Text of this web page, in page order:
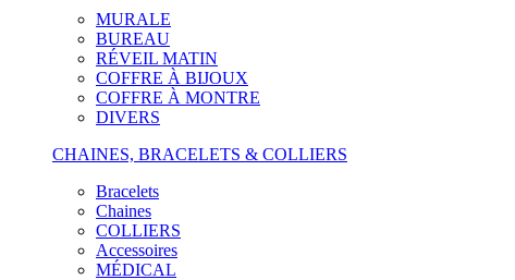
MURALE
BUREAU
RÉVEIL MATIN
COFFRE À BIJOUX
COFFRE À MONTRE
DIVERS
CHAINES, BRACELETS & COLLIERS
Bracelets
Chaines
COLLIERS
Accessoires
MÉDICAL